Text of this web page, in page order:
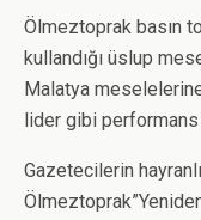
Ölmeztoprak basın
kullandığı üslup
Malatya
lider gibi
Gazetecilerin